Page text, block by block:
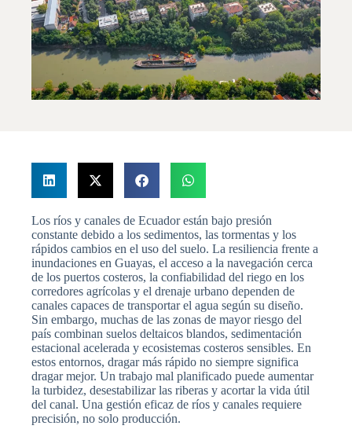
Los ríos y canales de Ecuador están bajo presión
constante debido a los sedimentos, las tormentas y los
rápidos cambios en el uso del suelo. La resiliencia frente a
inundaciones en Guayas, el acceso a la navegación cerca
de los puertos costeros, la confiabilidad del riego en los
corredores agrícolas y el drenaje urbano dependen de
canales capaces de transportar el agua según su diseño.
Sin embargo, muchas de las zonas de mayor riesgo del
país combinan suelos deltaicos blandos, sedimentación
estacional acelerada y ecosistemas costeros sensibles. En
estos entornos, dragar más rápido no siempre significa
dragar mejor. Un trabajo mal planificado puede aumentar
la turbidez, desestabilizar las riberas y acortar la vida útil
del canal. Una gestión eficaz de ríos y canales requiere
precisión, no solo producción.